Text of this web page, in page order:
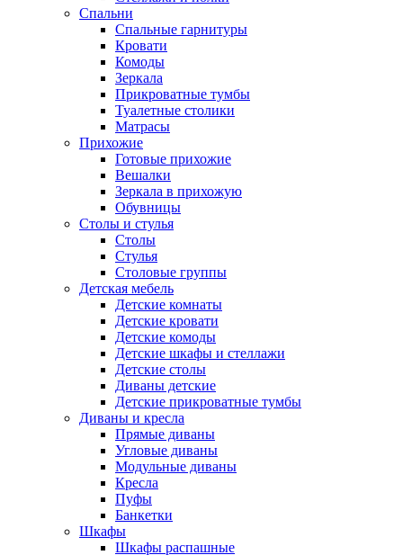
Спальни
Спальные гарнитуры
Кровати
Комоды
Зеркала
Прикроватные тумбы
Туалетные столики
Матрасы
Прихожие
Готовые прихожие
Вешалки
Зеркала в прихожую
Обувницы
Столы и стулья
Столы
Стулья
Столовые группы
Детская мебель
Детские комнаты
Детские кровати
Детские комоды
Детские шкафы и стеллажи
Детские столы
Диваны детские
Детские прикроватные тумбы
Диваны и кресла
Прямые диваны
Угловые диваны
Модульные диваны
Кресла
Пуфы
Банкетки
Шкафы
Шкафы распашные